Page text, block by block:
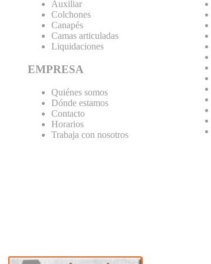
Auxiliar
Colchones
Canapés
Camas articuladas
Liquidaciones
EMPRESA
Quiénes somos
Dónde estamos
Contacto
Horarios
Trabaja con nosotros